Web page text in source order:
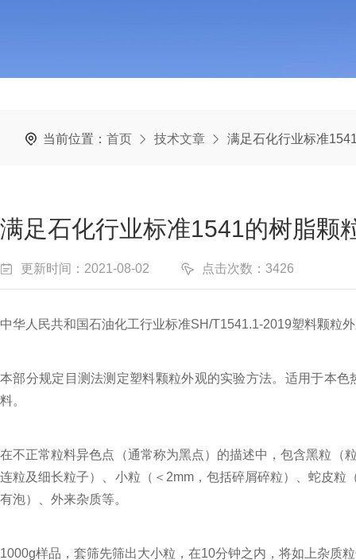
当前位置： 首页 技术文章 满足石化行业标准
满足石化行业标准1541的树脂颗
更新时间：2021-08-02 点击次数：3426
中华人民共和国石油化工行业标准SH/T1541.1-2019塑料颗粒
本部分规定目测法测定塑料颗粒外观的实验方法。适用于本
料。
在不正常粒料异色点（通常称为黑点）的描述中，包含黑粒（
连粒及细长粒子）、小粒（＜2mm，包括碎屑碎粒）、蛇皮
有泡）、外来杂质等。
1000g样品，套筛先筛出大小粒，在10分钟之内，将如上杂质